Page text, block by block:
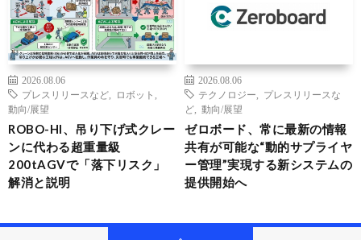
2026.08.06
プレスリリースなど
ロボット
動向/展望
ROBO-HI、吊り下げ式クレー
ンに代わる超重量級
200tAGVで「落下リスク」
解消と説明
2026.08.06
テクノロジー
プレスリリースな
ど
動向/展望
ゼロボード、常に最新の情報
共有が可能な“動的サプライヤ
ー管理”実現する新システムの
提供開始へ